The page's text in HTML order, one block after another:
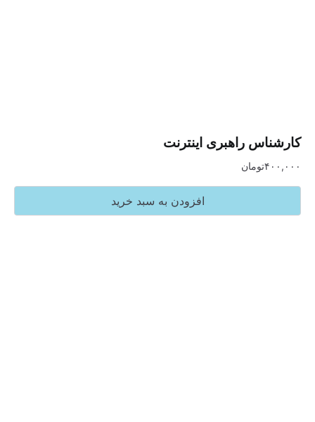
راهبری اینترنت
تومان
افزودن به سبد خرید